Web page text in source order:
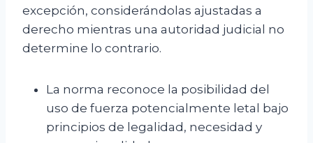
excepción, considerándolas ajustadas a
derecho mientras una autoridad judicial no
determine lo contrario.
La norma reconoce la posibilidad del
uso de fuerza potencialmente letal bajo
principios de legalidad, necesidad y